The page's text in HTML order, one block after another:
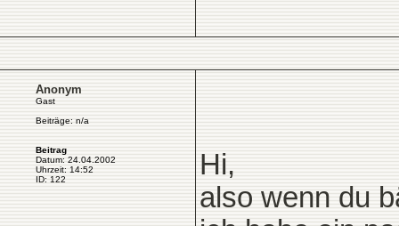
Anonym
Gast
Beiträge: n/a
Beitrag
Datum: 24.04.2002
Uhrzeit: 14:52
ID: 122
Hi,
also wenn du